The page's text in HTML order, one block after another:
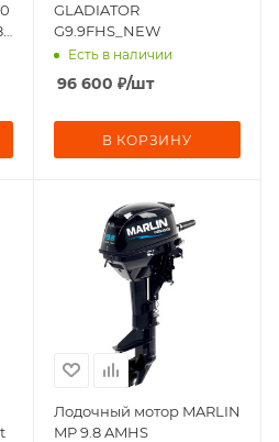
GLADIATOR
G9.9FHS_NEW
Есть в наличии
96 600 ₽/шт
В КОРЗИНУ
Лодочный мотор MARLIN
MP 9.8 AMHS